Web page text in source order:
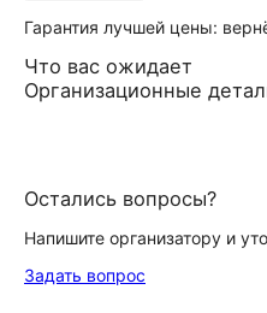
Гарантия лучшей цены:
Что вас ожидает
Организационные
Остались вопросы?
Напишите организатору и
Задать вопрос